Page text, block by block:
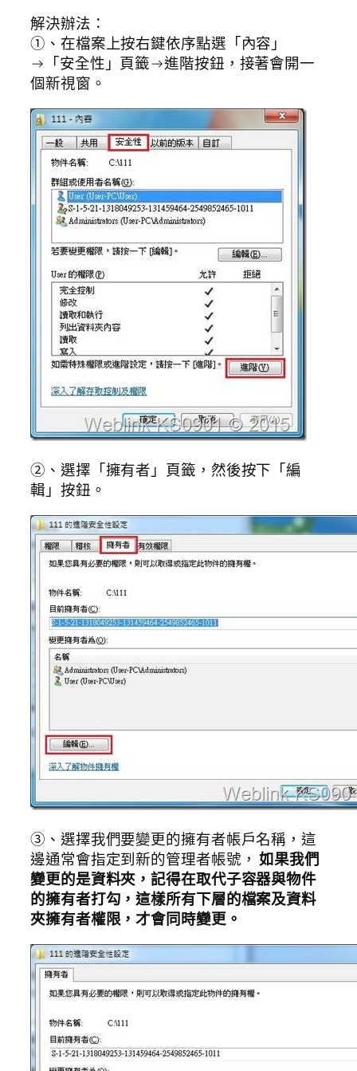
解決辦法：
①、在檔案上按右鍵依序點選「內容」
→「安全性」頁籤→進階按鈕，接著會開一
個新視窗。
②、選擇「擁有者」頁籤，然後按下「編
輯」按鈕。
③、選擇我們要變更的擁有者帳戶名稱，這
邊通常會指定到新的管理者帳號，如果我們
變更的是資料夾，記得在取代子容器與物件
的擁有者打勾，這樣所有下層的檔案及資料
夾擁有者權限，才會同時變更。